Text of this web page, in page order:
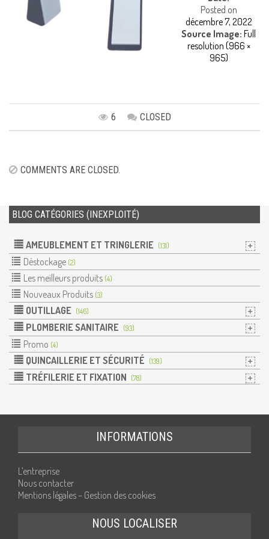
Posted on
décembre 7, 2022
Source Image:Full
resolution (966 ×
965)
6 CLOSED
COMMENTS ARE CLOSED.
BLOG CATÉGORIES (INEXPLOITÉ)
AMEUBLEMENT ET TRINGLERIE (131)
Déstockage (2)
Les meilleurs produits (4)
Nouveaux Produits (3)
OUTILLAGE (146)
PLOMBERIE SANITAIRE (93)
Promo (4)
QUINCAILLERIE ET SÉCURITÉ (139)
TRÉFILERIE ET FIXATION (78)
INFORMATIONS
L’entreprise
Nous contacter
Mentions légales – Gestion des cookies
NOUS LOCALISER